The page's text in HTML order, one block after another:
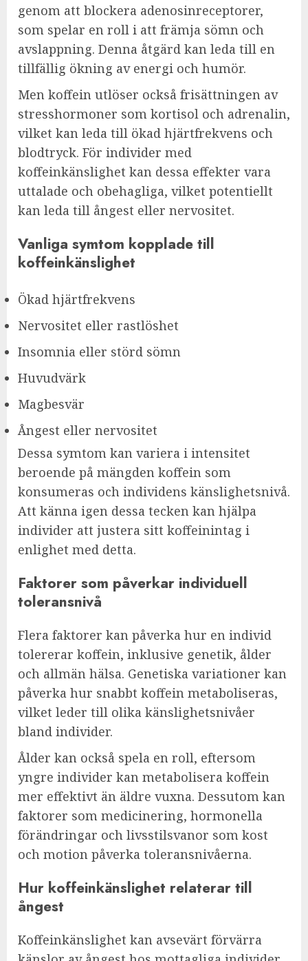
genom att blockera adenosinreceptorer,
som spelar en roll i att främja sömn och
avslappning. Denna åtgärd kan leda till en
tillfällig ökning av energi och humör.
Men koffein utlöser också frisättningen av
stresshormoner som kortisol och adrenalin,
vilket kan leda till ökad hjärtfrekvens och
blodtryck. För individer med
koffeinkänslighet kan dessa effekter vara
uttalade och obehagliga, vilket potentiellt
kan leda till ångest eller nervositet.
Vanliga symtom kopplade till
koffeinkänslighet
Ökad hjärtfrekvens
Nervositet eller rastlöshet
Insomnia eller störd sömn
Huvudvärk
Magbesvär
Ångest eller nervositet
Dessa symtom kan variera i intensitet
beroende på mängden koffein som
konsumeras och individens känslighetsnivå.
Att känna igen dessa tecken kan hjälpa
individer att justera sitt koffeinintag i
enlighet med detta.
Faktorer som påverkar individuell
toleransnivå
Flera faktorer kan påverka hur en individ
tolererar koffein, inklusive genetik, ålder
och allmän hälsa. Genetiska variationer kan
påverka hur snabbt koffein metaboliseras,
vilket leder till olika känslighetsnivåer
bland individer.
Ålder kan också spela en roll, eftersom
yngre individer kan metabolisera koffein
mer effektivt än äldre vuxna. Dessutom kan
faktorer som medicinering, hormonella
förändringar och livsstilsvanor som kost
och motion påverka toleransnivåerna.
Hur koffeinkänslighet relaterar till
ångest
Koffeinkänslighet kan avsevärt förvärra